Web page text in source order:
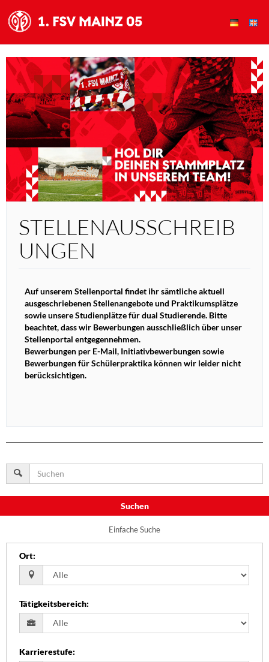
STELLENAUSSCHREIB
UNGEN
Auf unserem Stellenportal findet ihr sämtliche aktuell
ausgeschriebenen Stellenangebote und Praktikumsplätze
sowie unsere Studienplätze für dual Studierende. Bitte
beachtet, dass wir Bewerbungen ausschließlich über unser
Stellenportal entgegennehmen.
Bewerbungen per E-Mail, Initiativbewerbungen sowie
Bewerbungen für Schülerpraktika können wir leider nicht
berücksichtigen.
Suchen
Einfache Suche
Ort:
Tätigkeitsbereich:
Karrierestufe: